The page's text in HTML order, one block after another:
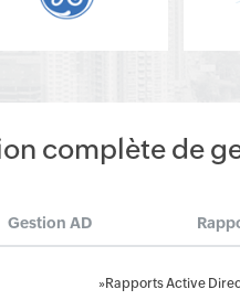
complète de
Gestion AD
» Rapports Active